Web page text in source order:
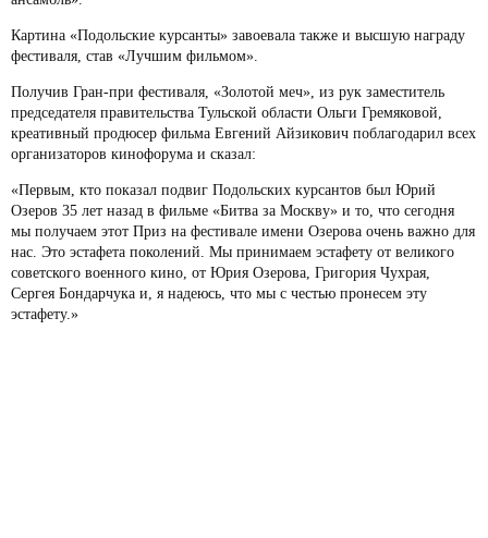
Картина «Подольские курсанты» завоевала также и высшую награду
фестиваля, став «Лучшим фильмом».
Получив Гран-при фестиваля, «Золотой меч», из рук заместитель
председателя правительства Тульской области Ольги Гремяковой,
креативный продюсер фильма Евгений Айзикович поблагодарил всех
организаторов кинофорума и сказал:
«Первым, кто показал подвиг Подольских курсантов был Юрий
Озеров 35 лет назад в фильме «Битва за Москву» и то, что сегодня
мы получаем этот Приз на фестивале имени Озерова очень важно для
нас. Это эстафета поколений. Мы принимаем эстафету от великого
советского военного кино, от Юрия Озерова, Григория Чухрая,
Сергея Бондарчука и, я надеюсь, что мы с честью пронесем эту
эстафету.»